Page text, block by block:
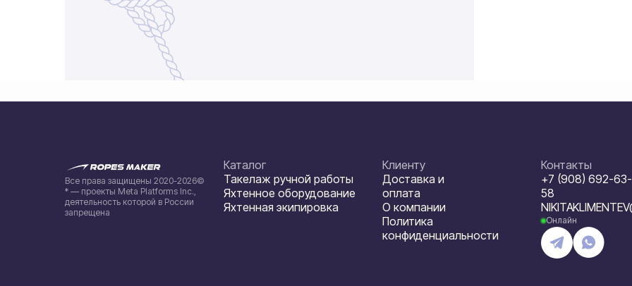
Все права защищены 2020-2026©
* — проекты Meta Platforms Inc.,
деятельность которой в России
запрещена
Каталог
Такелаж ручной работы
Яхтенное оборудование
Яхтенная экипировка
Клиенту
Доставка и
оплата
О компании
Политика
конфиденциальности
Контакты
+7 (908) 692-63-
58
Онлайн